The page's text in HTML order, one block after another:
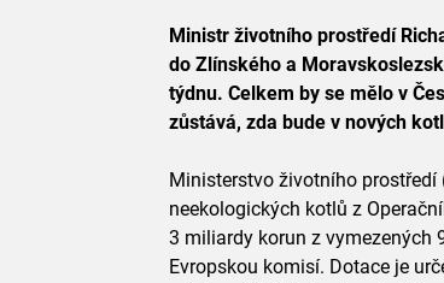
Ministr životního prostředí
do Zlínského a
týdnu. Celkem by se mělo v
zůstává, zda bude v nových
Ministerstvo životního
neekologických kotlů z
3 miliardy korun z vymezených
Evropskou komisí. Dotace je